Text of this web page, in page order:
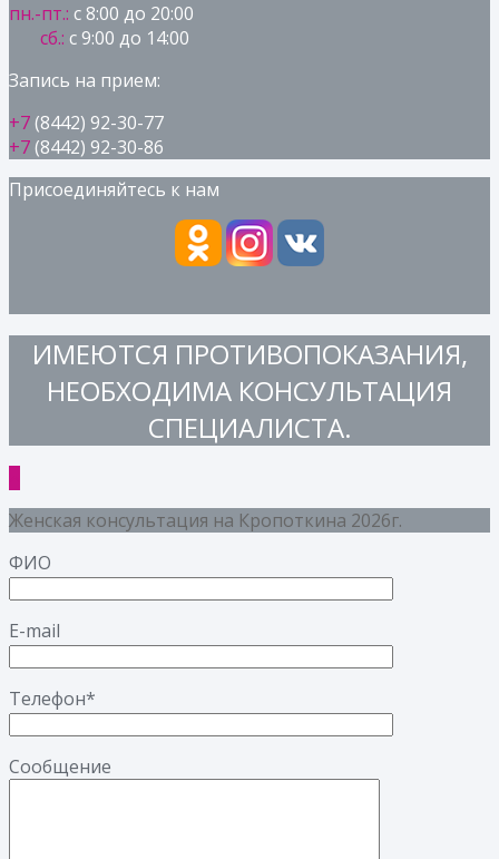
пн.-пт.: с 8:00 до 20:00
сб.: с 9:00 до 14:00
Запись на прием:
+7(8442) 92-30-77
+7(8442) 92-30-86
Присоединяйтесь к нам
ИМЕЮТСЯ ПРОТИВОПОКАЗАНИЯ,
НЕОБХОДИМА КОНСУЛЬТАЦИЯ
СПЕЦИАЛИСТА.
Женская консультация на Кропоткина 2026г.
ФИО
E-mail
Телефон*
Сообщение